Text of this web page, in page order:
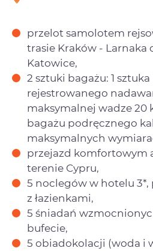
przelot samolotem
trasie Kraków - Larnaka
Katowice,
2 sztuki bagażu: 1
rejestrowanego
maksymalnej wadze 20
bagażu podręcznego
maksymalnych
przejazd komfortowym
terenie Cypru,
5 noclegów w hotelu 3*,
z łazienkami,
5 śniadań
bufecie,
5 obiadokolacji (woda i